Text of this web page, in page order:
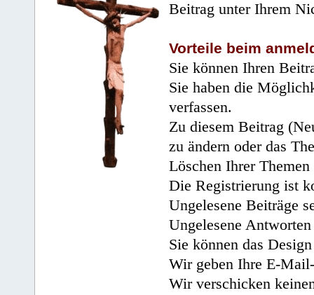
Beitrag unter Ihrem
Vorteile beim
Sie können Ihren
Sie haben die
verfassen.
Zu diesem Beitrag
zu ändern oder das
Löschen Ihrer
Die Registrierung ist
Ungelesene Beiträge
Ungelesene
Sie können das
Wir geben Ihre E-
Wir verschicken